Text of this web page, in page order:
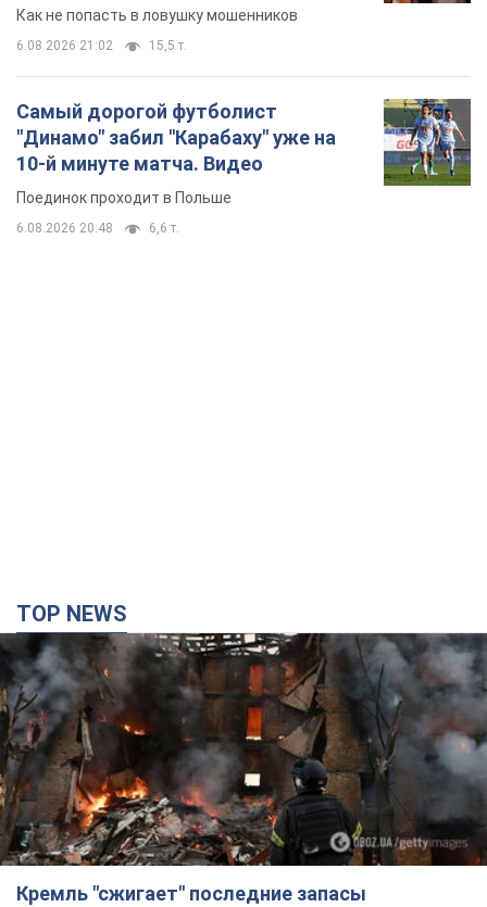
Как не попасть в ловушку мошенников
6.08.2026 21:02 15,5 т.
Самый дорогой футболист
"Динамо" забил "Карабаху" уже на
10-й минуте матча. Видео
Поединок проходит в Польше
6.08.2026 20:48 6,6 т.
TOP NEWS
Кремль "сжигает" последние запасы